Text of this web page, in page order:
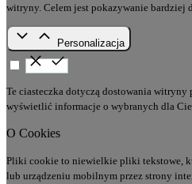
witryny. Celem jest pokazywanie bardziej
Personalizacja
Te ciasteczka dotyczą dostowania witryny
wyświetlić informacje o wybranych dla
O Cookies
Pliki cookie to niewielkie pliki tekstowe,
lub urządzeniu mobilnym przez strony